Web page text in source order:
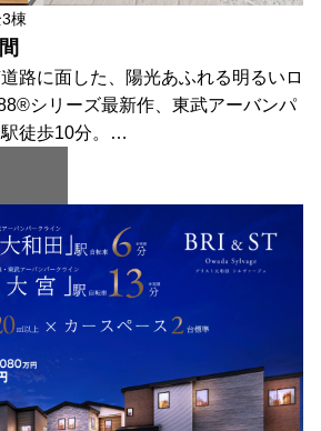
棟
路に面した、陽光あふれる明るいロ
シリーズ最新作、東武アーバンパ
徒歩10分。…